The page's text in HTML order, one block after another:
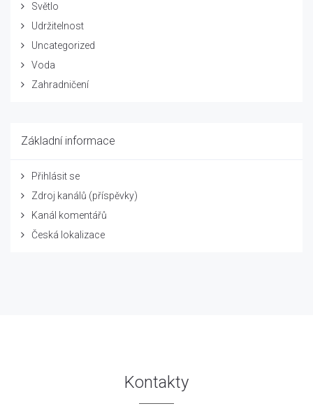
Světlo
Udržitelnost
Uncategorized
Voda
Zahradničení
Základní informace
Přihlásit se
Zdroj kanálů (příspěvky)
Kanál komentářů
Česká lokalizace
Kontakty